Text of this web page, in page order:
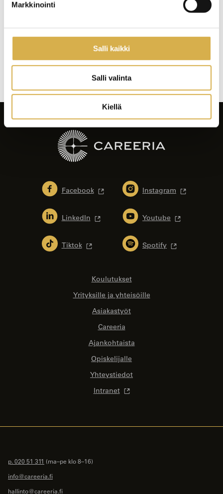
Markkinointi
Salli kaikki
Salli valinta
Kiellä
Kasvata osaamistasi, missä tahansa — 10
selaus
Facebook Instagram
LinkedIn Youtube
Tiktok Spotify
Koulutukset
Yrityksille ja yhteisöille
Asiakastyöt
Careeria
Ajankohtaista
Opiskelijalle
Yhteystiedot
Intranet
p. 020 51 311 (ma–pe klo 8–16)
info@careeria.fi
hallinto@careeria.fi